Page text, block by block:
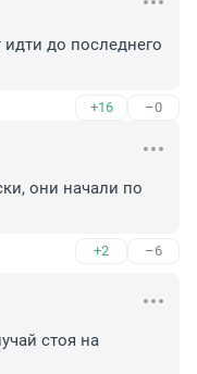
идти до последнего
+16 –0
они начали по
+2 –6
стоя на